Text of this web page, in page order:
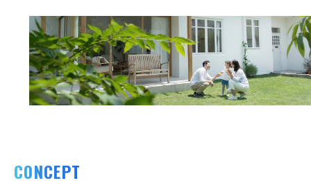
CONCEPT